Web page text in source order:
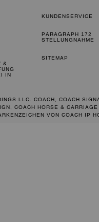
KUNDENSERVICE
PARAGRAPH 172
STELLUNGNAHME
&
IN
SITEMAP
LLC. COACH, COACH
COACH HORSE &
VON COACH IP